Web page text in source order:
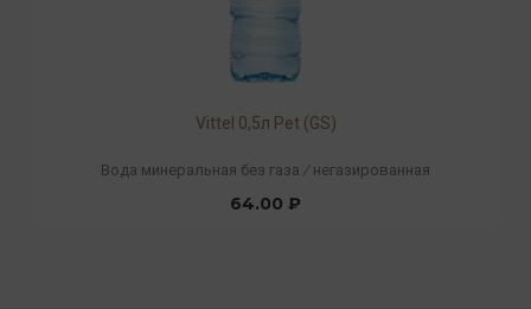
Vittel 0,5л Pet (GS)
Вода минеральная без газа / негазированная
64.00 ₽